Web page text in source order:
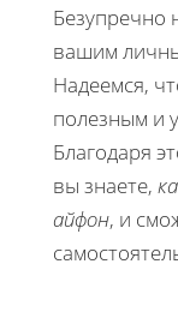
Безупречно
вашим
Надеемся,
полезным и
Благодаря
вы знаете,
айфон, и